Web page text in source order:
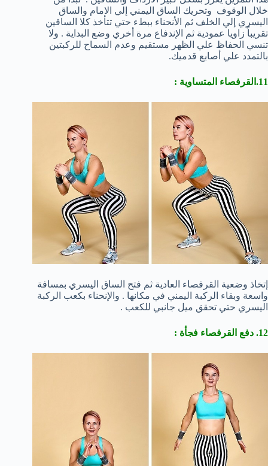
خلال الوقوف وتحريك الساق اليمني إلي الامام والساق
اليسري إلي الخلف ثم الأنحناء ببطء حتي تتأخذ كلا الساقين
تقريباً زاويا عمودية ثم الإندفاع مرة أخري وضع البداية . ولا
تنسي الحفاظ علي الظهر مستقيم وعدم السماح للركبتين
بالتمدد علي أصابع قدميك.
11.القرفصاء المتساوية :
إتخاذ وضعية القرفصاء العادية ثم فتح الساق اليسري بمسافة
واسعة وبقاء الركبة اليمني في مكانها . والإنحناء بكعب الركبة
اليسري حتي تحقق ميل جانبي للكعب .
12. دفع القرفصاء فجأة :